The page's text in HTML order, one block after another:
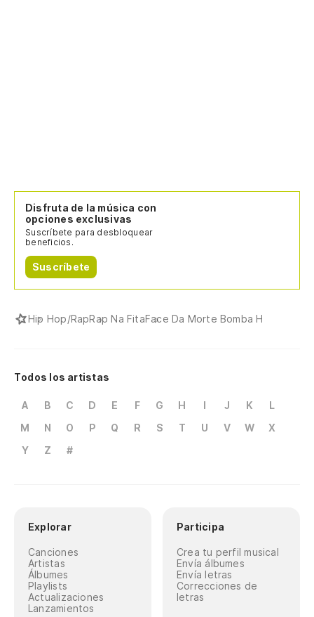
Disfruta de la música con
opciones exclusivas
Suscríbete para desbloquear
beneficios.
Suscríbete
Hip Hop/RapRap Na FitaFace Da Morte Bomba H
Todos los artistas
A B C D E F G H I J K
L
M
N O P Q R S T U V W
X
Y
Z #
Explorar
Canciones
Artistas
Álbumes
Playlists
Actualizaciones
Lanzamientos
Participa
Crea tu perfil musical
Envía álbumes
Envía letras
Correcciones de
letras